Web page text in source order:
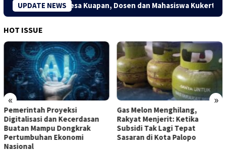
UPDATE NEWS
Kreatif Desa Kuapan, Dosen dan Mahasiswa Kukerta
HOT ISSUE
« »
Pemerintah Proyeksi
Digitalisasi dan Kecerdasan
Buatan Mampu Dongkrak
Pertumbuhan Ekonomi
Nasional
Gas Melon Menghilang,
Rakyat Menjerit: Ketika
Subsidi Tak Lagi Tepat
Sasaran di Kota Palopo